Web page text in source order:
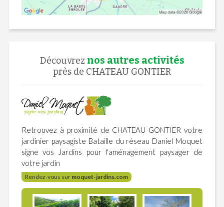
Découvrez nos autres activités
près de CHATEAU GONTIER
Retrouvez à proximité de CHATEAU GONTIER votre
jardinier paysagiste Bataille du réseau Daniel Moquet
signe vos Jardins pour l'aménagement paysager de
votre jardin
Rendez-vous sur moquet-jardins.com